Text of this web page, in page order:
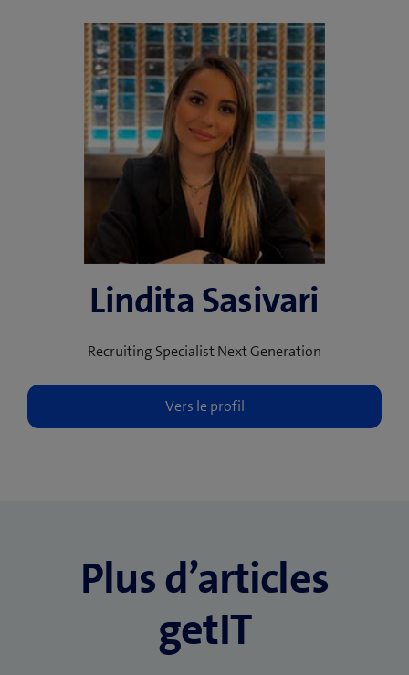
Lindita Sasivari
Recruiting Specialist Next Generation
Plus d’articles
getIT